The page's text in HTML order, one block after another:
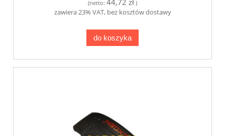
(netto: )
zawiera 23% VAT, bez kosztów dostawy
do koszyka